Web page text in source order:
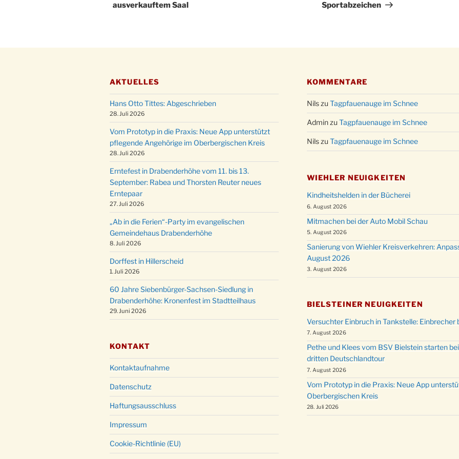
ausverkauftem Saal
Sportabzeichen
in der
24.12.
24.12.
24.12.
18:00
AKTUELLES
Hans Otto Tittes: Abgeschrieben
28. Juli 2026
Vom Prototyp in die Praxis: Neue App unterstützt
pflegende Angehörige im Oberbergischen Kreis
28. Juli 2026
Erntefest in Drabenderhöhe vom 11. bis 13.
September: Rabea und Thorsten Reuter neues
Erntepaar
27. Juli 2026
„Ab in die Ferien“-Party im evangelischen
Gemeindehaus Drabenderhöhe
8. Juli 2026
Dorffest in Hillerscheid
1. Juli 2026
60 Jahre Siebenbürger-Sachsen-Siedlung in
Drabenderhöhe: Kronenfest im Stadtteilhaus
29. Juni 2026
KONTAKT
Kontaktaufnahme
Datenschutz
Haftungsausschluss
Impressum
Cookie-Richtlinie (EU)
KOMMENTARE
Nilszu Tagpfauenauge im Schnee
Adminzu Tagpfauenauge im Schnee
Nilszu Tagpfauenauge im Schnee
WIEHLER NEUIGKEITEN
Kindheitshelden in der Bücherei
6. August 2026
Mitmachen bei der Auto Mobil Schau
5. August 2026
Sanierung von Wiehler Kreisverkehren:
August 2026
3. August 2026
BIELSTEINER NEUIGKEITEN
Versuchter Einbruch in Tankstelle:
7. August 2026
Pethe und Klees vom BSV Bielstein starten
dritten Deutschlandtour
7. August 2026
Vom Prototyp in die Praxis: Neue App
Oberbergischen Kreis
28. Juli 2026